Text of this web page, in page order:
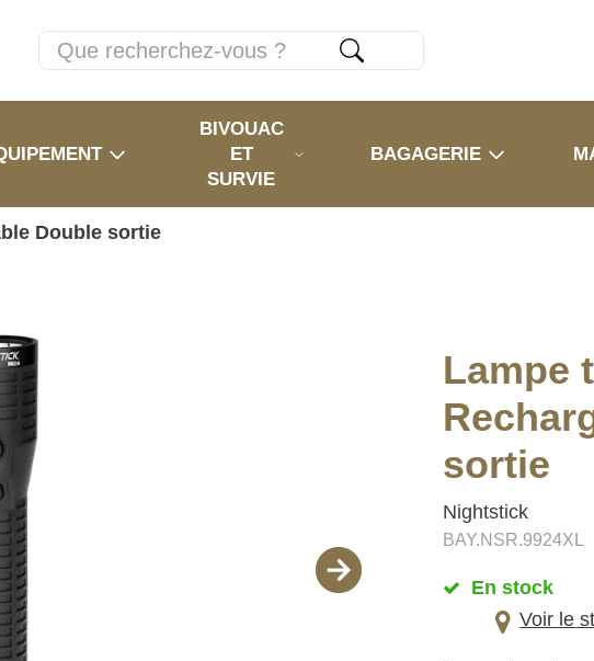
BIVOUAC
ET
SURVIE
BAGAGERIE
Double sortie
Lampe
sortie
Nightstick
BAY.NSR.9924XL
En stock
Voir le